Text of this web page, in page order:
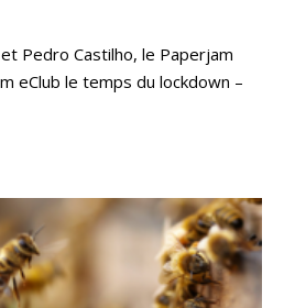
Pedro Castilho, le Paperjam
eClub le temps du lockdown –